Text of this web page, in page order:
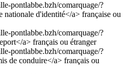
pontlabbe.bzh/comarquage/?
d'identité</a> française ou
pontlabbe.bzh/comarquage/?
a> français ou étranger
pontlabbe.bzh/comarquage/?
de conduire</a> français ou